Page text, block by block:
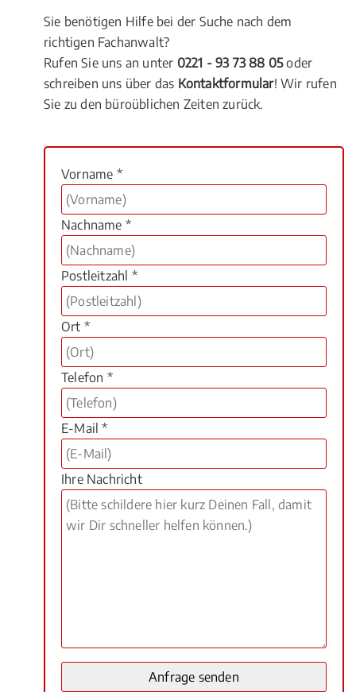
Sie benötigen Hilfe bei der Suche nach dem
richtigen Fachanwalt?
Rufen Sie uns an unter 0221 - 93 73 88 05oder
schreiben uns über das Kontaktformular! Wir rufen
Sie zu den büroüblichen Zeiten zurück.
Vorname *
Nachname *
Postleitzahl *
Ort *
Telefon *
E-Mail *
Ihre Nachricht